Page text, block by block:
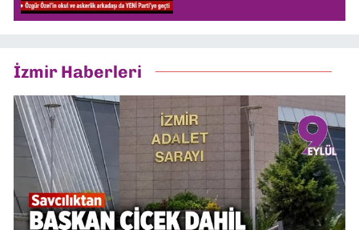
İzmir Haberleri